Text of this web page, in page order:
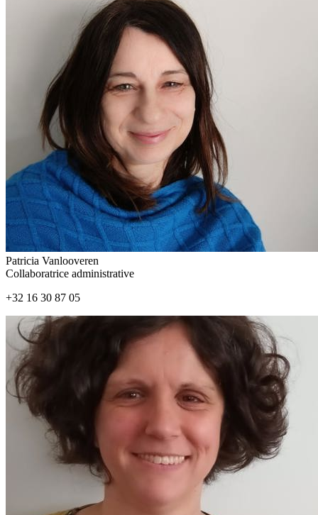
Patricia Vanlooveren
Collaboratrice administrative
+32 16 30 87 05